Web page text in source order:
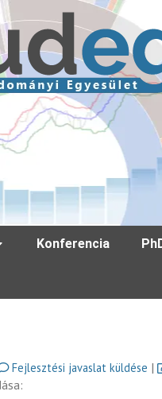
Konferencia
Fejlesztési javaslat küldése |